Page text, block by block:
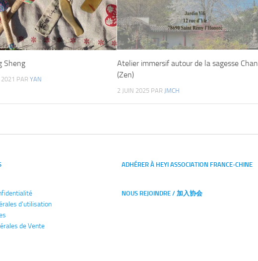
Sheng
PAR YAN
Atelier immersif autour de la sagesse Chan
(Zen)
2 JUIN 2025 PAR JMCH
d'utilisation
de Vente
ADHÉRER À HEYI ASSOCIATION FRANCE-CHINE
NOUS REJOINDRE / 加入协会